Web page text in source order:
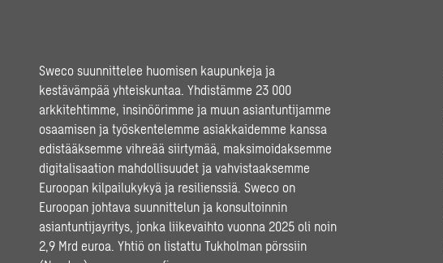
Sweco suunnittelee huomisen kaupunkeja ja
kestävämpää yhteiskuntaa. Yhdistämme 23 000
arkkitehtimme, insinöörimme ja muun asiantuntijamme
osaamisen ja työskentelemme asiakkaidemme kanssa
edistääksemme vihreää siirtymää, maksimoidaksemme
digitalisaation mahdollisuudet ja vahvistaaksemme
Euroopan kilpailukykyä ja resilienssiä. Sweco on
Euroopan johtava suunnittelun ja konsultoinnin
asiantuntijayritys, jonka liikevaihto vuonna 2025 oli noin
2,9 Mrd euroa. Yhtiö on listattu Tukholman pörssiin